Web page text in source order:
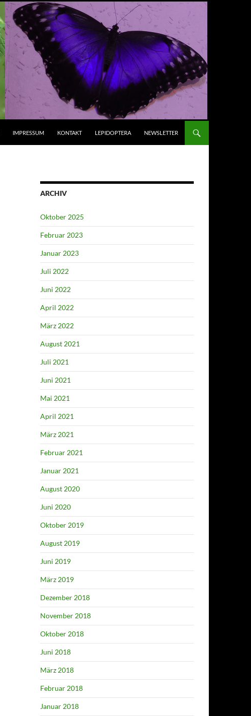
IMPRESSUM KONTAKT LEPIDOPTERA NEWSLETTER
ARCHIV
Oktober 2025
Februar 2023
Januar 2023
Juli 2022
Juni 2022
April 2022
März 2022
August 2021
Juli 2021
Juni 2021
Mai 2021
April 2021
März 2021
Februar 2021
Januar 2021
August 2020
Juni 2020
Oktober 2019
August 2019
Juni 2019
März 2019
Dezember 2018
November 2018
Oktober 2018
Juni 2018
März 2018
Februar 2018
Januar 2018